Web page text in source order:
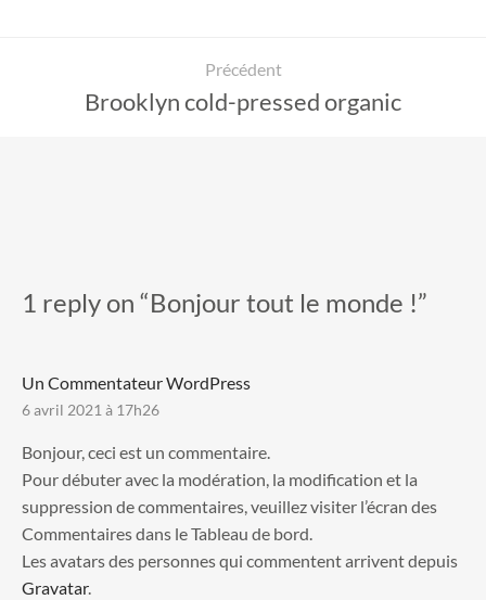
Précédent
Brooklyn cold-pressed organic
1 reply on “Bonjour tout le monde !”
Un Commentateur WordPress
6 avril 2021 à 17h26
Bonjour, ceci est un commentaire.
Pour débuter avec la modération, la modification et la
suppression de commentaires, veuillez visiter l’écran des
Commentaires dans le Tableau de bord.
Les avatars des personnes qui commentent arrivent depuis
Gravatar.